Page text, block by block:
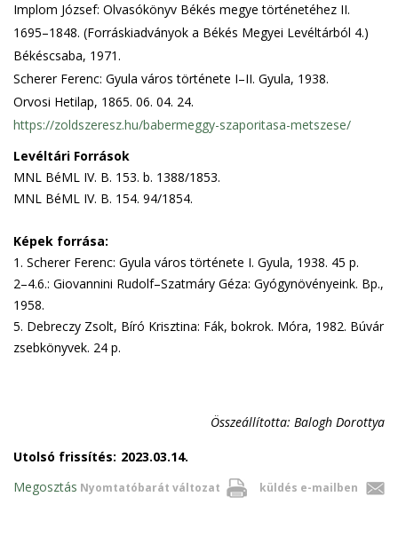
Implom József: Olvasókönyv Békés megye történetéhez II.
1695–1848. (Forráskiadványok a Békés Megyei Levéltárból 4.)
Békéscsaba, 1971.
Scherer Ferenc: Gyula város története I–II. Gyula, 1938.
Orvosi Hetilap, 1865. 06. 04. 24.
https://zoldszeresz.hu/babermeggy-szaporitasa-metszese/
Levéltári Források
MNL BéML IV. B. 153. b. 1388/1853.
MNL BéML IV. B. 154. 94/1854.
Képek forrása:
1. Scherer Ferenc: Gyula város története I. Gyula, 1938. 45 p.
2–4.6.: Giovannini Rudolf–Szatmáry Géza: Gyógynövényeink. Bp.,
1958.
5. Debreczy Zsolt, Bíró Krisztina: Fák, bokrok. Móra, 1982. Búvár
zsebkönyvek. 24 p.
Összeállította: Balogh Dorottya
Utolsó frissítés: 2023.03.14.
Nyomtatóbarát változat küldés e-mailben
Megosztás